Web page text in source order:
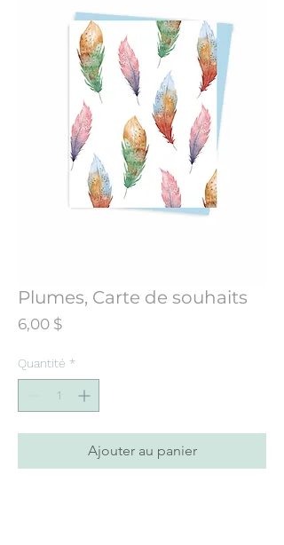
Plumes, Carte de souhaits
6,00 $Prix
Quantité *
Ajouter au panier